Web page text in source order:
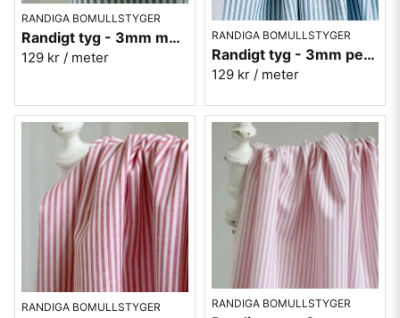
RANDIGA BOMULLSTYGER
Randigt tyg - 3mm mörkgrön
129 kr / meter
RANDIGA BOMULLSTYGER
Randigt tyg - 3mm petrol
129 kr / meter
RANDIGA BOMULLSTYGER RANDIGA BOMULLSTYGER